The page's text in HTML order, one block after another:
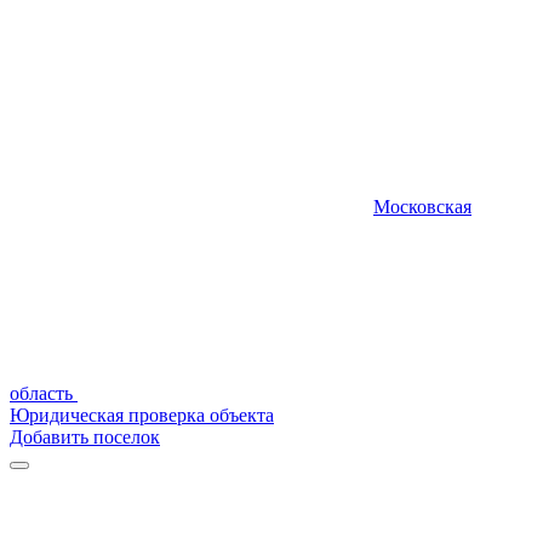
Московская
область
Юридическая проверка объекта
Добавить поселок